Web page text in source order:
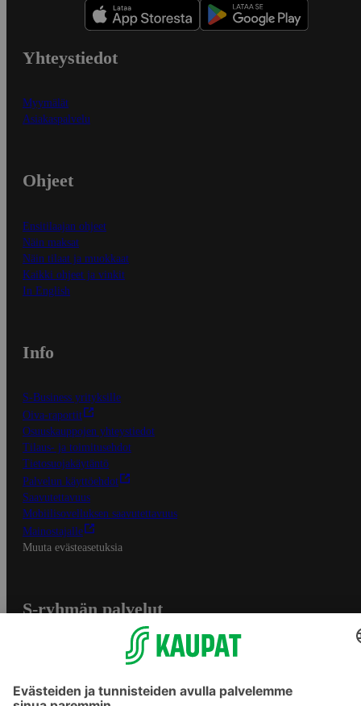
Yhteystiedot
Myymälät
Asiakaspalvelu
Ohjeet
Ensitilaajan ohjeet
Näin maksat
Näin tilaat ja muokkaat
Kaikki ohjeet ja vinkit
In English
Info
S-Business yrityksille
Oiva-raportit
Osuuskauppojen yhteystiedot
Tilaus- ja toimitusehdot
Tietosuojakäytäntö
Palvelun käyttöehdot
Saavutettavuus
Mobiilisovelluksen saavutettavuus
Mainostajalle
Muuta evästeasetuksia
S-ryhmän palvelut
Yhteishyvä Ruoka -sovellus